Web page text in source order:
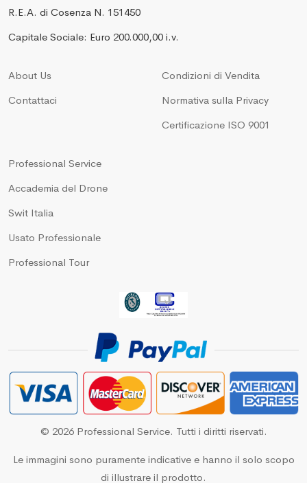
R.E.A. di Cosenza N. 151450
Capitale Sociale: Euro 200.000,00 i.v.
About Us
Contattaci
Condizioni di Vendita
Normativa sulla Privacy
Certificazione ISO 9001
Professional Service
Accademia del Drone
Swit Italia
Usato Professionale
Professional Tour
© 2026 Professional Service. Tutti i diritti riservati.
Le immagini sono puramente indicative e hanno il solo scopo
di illustrare il prodotto.